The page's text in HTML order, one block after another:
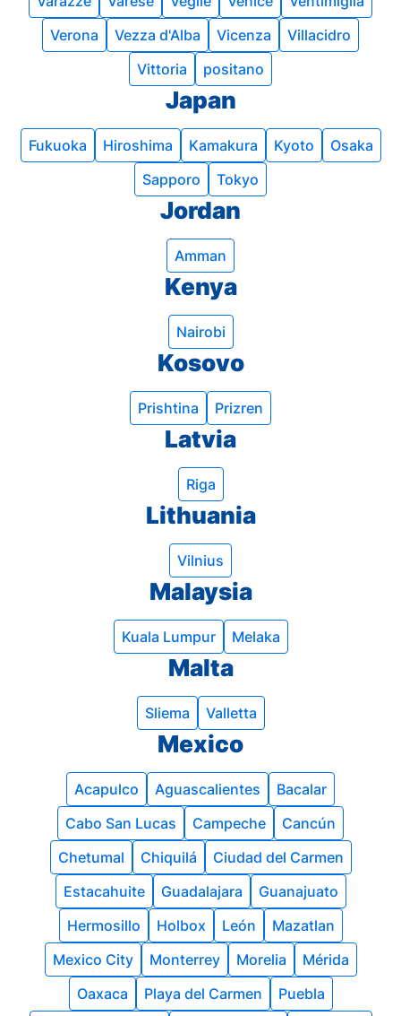
Verona
Vezza d'Alba Vicenza
Villacidro
Vittoria
positano
Japan
Fukuoka Hiroshima Kamakura Kyoto
Osaka
Sapporo
Tokyo
Jordan
Amman
Kenya
Nairobi
Kosovo
Prishtina Prizren
Latvia
Riga
Lithuania
Vilnius
Malaysia
Kuala Lumpur Melaka
Malta
Sliema Valletta
Mexico
Acapulco Aguascalientes
Bacalar
Cabo San Lucas
Campeche
Cancún
Chetumal
Chiquilá
Ciudad del Carmen
Estacahuite
Guadalajara
Guanajuato
Hermosillo
Holbox León
Mazatlan
Mexico City
Monterrey Morelia
Mérida
Oaxaca
Playa del Carmen
Puebla